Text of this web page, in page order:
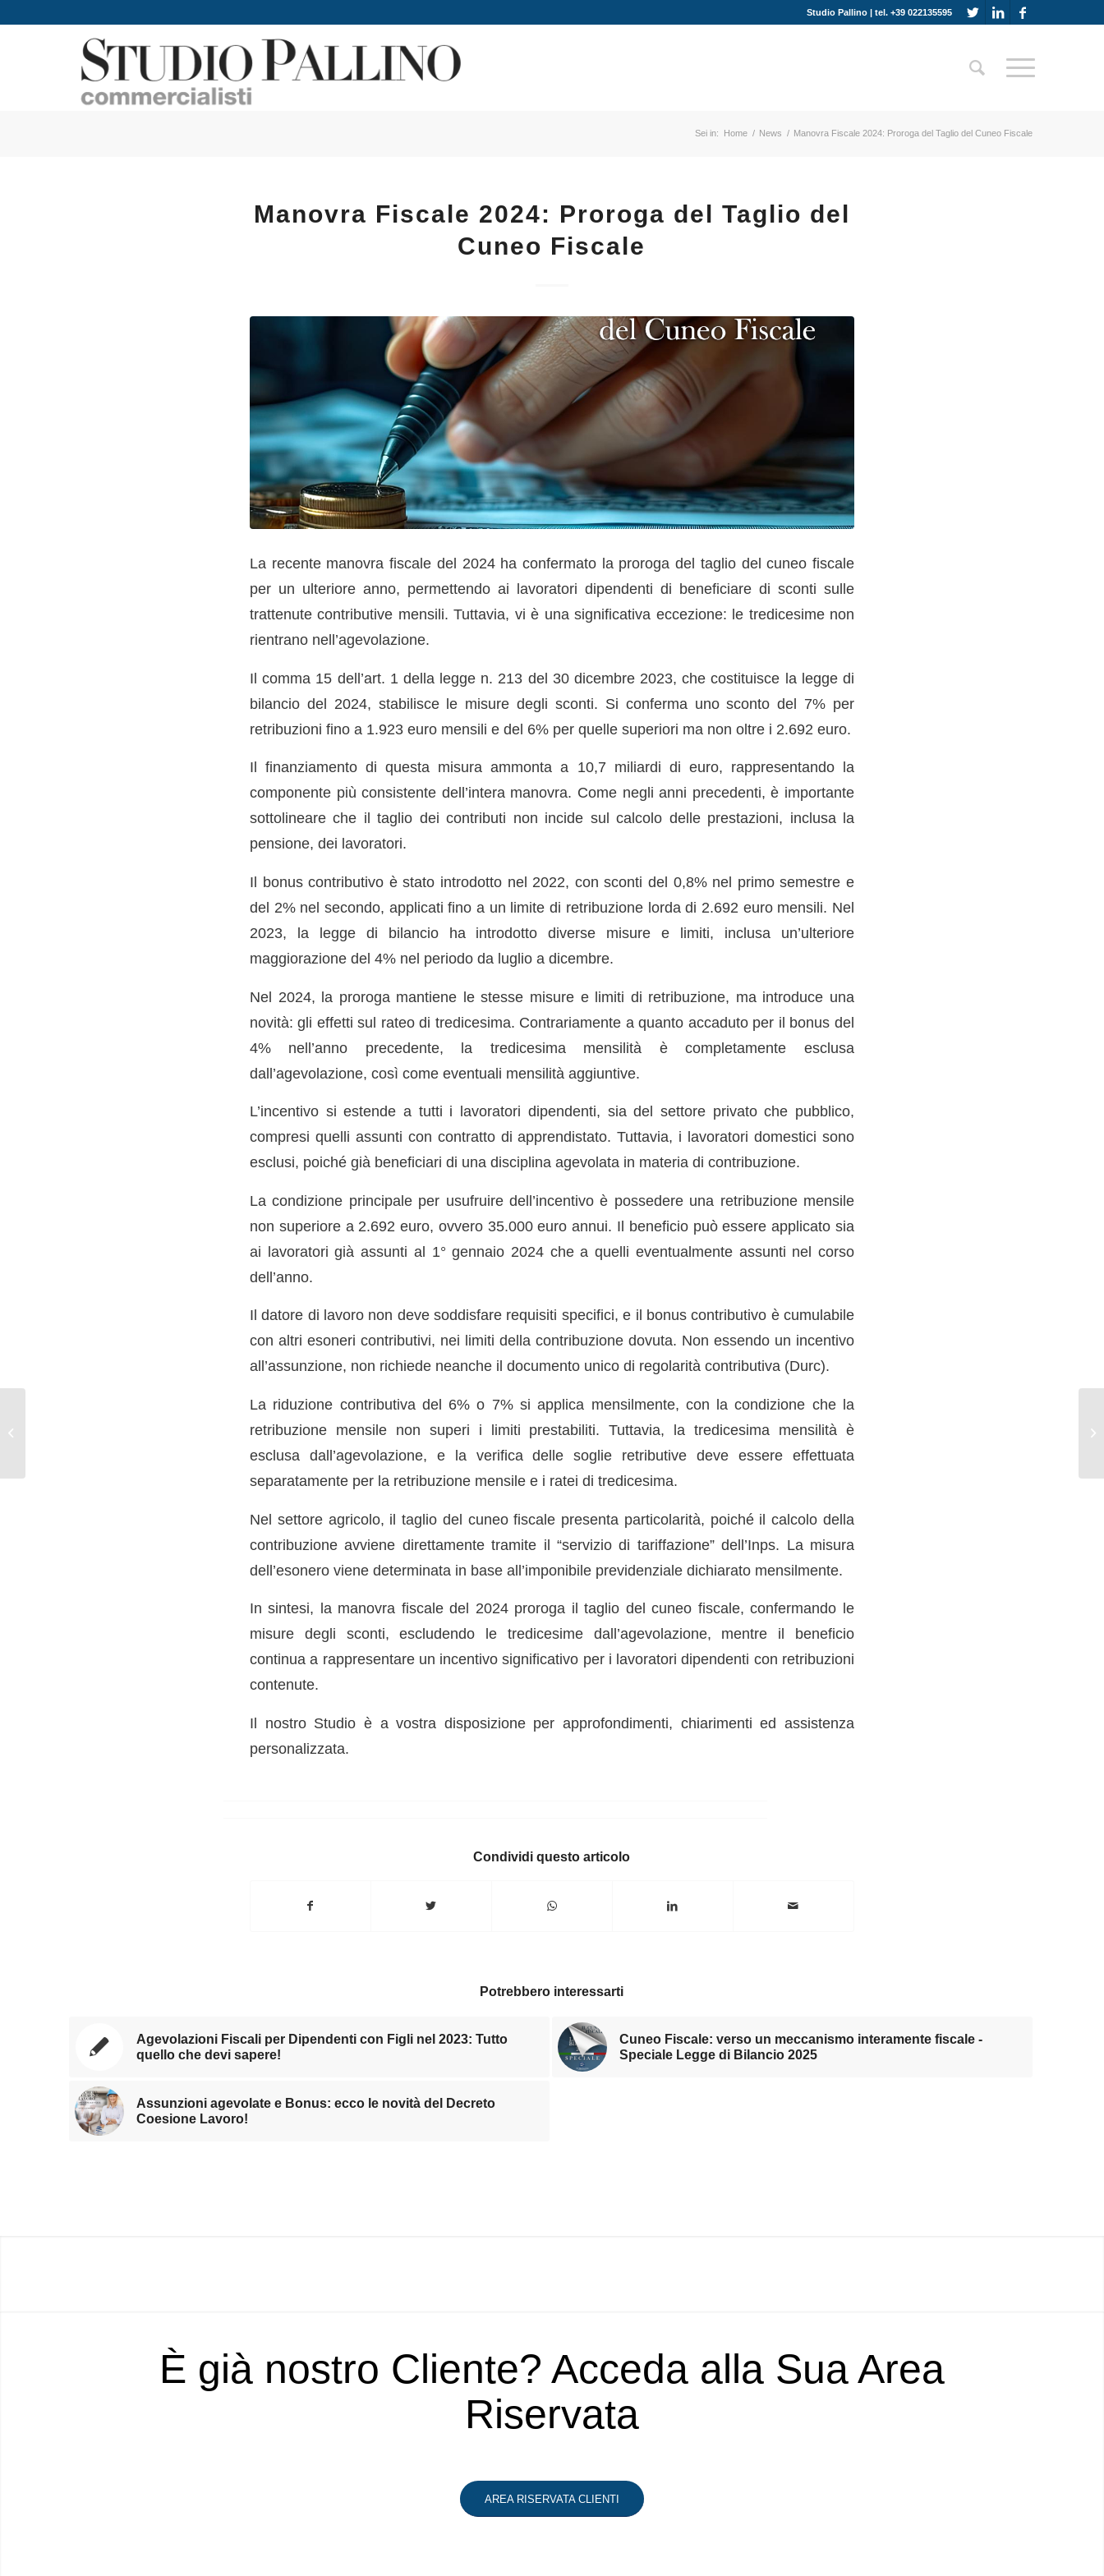
Studio Pallino | tel. +39 022135595
Sei in: Home / News / Manovra Fiscale 2024: Proroga del Taglio del Cuneo Fiscale
Manovra Fiscale 2024: Proroga del Taglio del
Cuneo Fiscale
La recente manovra fiscale del 2024 ha confermato la proroga del taglio del cuneo fiscale
per un ulteriore anno, permettendo ai lavoratori dipendenti di beneficiare di sconti sulle
trattenute contributive mensili. Tuttavia, vi è una significativa eccezione: le tredicesime non
rientrano nell’agevolazione.
Il comma 15 dell’art. 1 della legge n. 213 del 30 dicembre 2023, che costituisce la legge di
bilancio del 2024, stabilisce le misure degli sconti. Si conferma uno sconto del 7% per
retribuzioni fino a 1.923 euro mensili e del 6% per quelle superiori ma non oltre i 2.692 euro.
Il finanziamento di questa misura ammonta a 10,7 miliardi di euro, rappresentando la
componente più consistente dell’intera manovra. Come negli anni precedenti, è importante
sottolineare che il taglio dei contributi non incide sul calcolo delle prestazioni, inclusa la
pensione, dei lavoratori.
Il bonus contributivo è stato introdotto nel 2022, con sconti del 0,8% nel primo semestre e
del 2% nel secondo, applicati fino a un limite di retribuzione lorda di 2.692 euro mensili. Nel
2023, la legge di bilancio ha introdotto diverse misure e limiti, inclusa un’ulteriore
maggiorazione del 4% nel periodo da luglio a dicembre.
Nel 2024, la proroga mantiene le stesse misure e limiti di retribuzione, ma introduce una
novità: gli effetti sul rateo di tredicesima. Contrariamente a quanto accaduto per il bonus del
4% nell’anno precedente, la tredicesima mensilità è completamente esclusa
dall’agevolazione, così come eventuali mensilità aggiuntive.
L’incentivo si estende a tutti i lavoratori dipendenti, sia del settore privato che pubblico,
compresi quelli assunti con contratto di apprendistato. Tuttavia, i lavoratori domestici sono
esclusi, poiché già beneficiari di una disciplina agevolata in materia di contribuzione.
La condizione principale per usufruire dell’incentivo è possedere una retribuzione mensile
non superiore a 2.692 euro, ovvero 35.000 euro annui. Il beneficio può essere applicato sia
ai lavoratori già assunti al 1° gennaio 2024 che a quelli eventualmente assunti nel corso
dell’anno.
Il datore di lavoro non deve soddisfare requisiti specifici, e il bonus contributivo è cumulabile
con altri esoneri contributivi, nei limiti della contribuzione dovuta. Non essendo un incentivo
all’assunzione, non richiede neanche il documento unico di regolarità contributiva (Durc).
La riduzione contributiva del 6% o 7% si applica mensilmente, con la condizione che la
retribuzione mensile non superi i limiti prestabiliti. Tuttavia, la tredicesima mensilità è
esclusa dall’agevolazione, e la verifica delle soglie retributive deve essere effettuata
separatamente per la retribuzione mensile e i ratei di tredicesima.
Nel settore agricolo, il taglio del cuneo fiscale presenta particolarità, poiché il calcolo della
contribuzione avviene direttamente tramite il “servizio di tariffazione” dell’Inps. La misura
dell’esonero viene determinata in base all’imponibile previdenziale dichiarato mensilmente.
In sintesi, la manovra fiscale del 2024 proroga il taglio del cuneo fiscale, confermando le
misure degli sconti, escludendo le tredicesime dall’agevolazione, mentre il beneficio
continua a rappresentare un incentivo significativo per i lavoratori dipendenti con retribuzioni
contenute.
Il nostro Studio è a vostra disposizione per approfondimenti, chiarimenti ed assistenza
personalizzata.
Condividi questo articolo
Potrebbero interessarti
Agevolazioni Fiscali per Dipendenti con Figli nel 2023: Tutto
quello che devi sapere!
Cuneo Fiscale: verso un meccanismo interamente fiscale -
Speciale Legge di Bilancio 2025
Assunzioni agevolate e Bonus: ecco le novità del Decreto
Coesione Lavoro!
È già nostro Cliente? Acceda alla Sua Area
Riservata
AREA RISERVATA CLIENTI